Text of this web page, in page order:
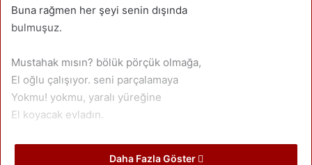
Buna rağmen her şeyi senin dışında
bulmuşuz.
Mustahak mısın? bölük pörçük olmağa,
El oğlu çalışıyor. seni parçalamaya
Yokmu! yokmu, yaralı yüreğine
El koyacak evladın.
Buldum! buldum, yetişiyor, yetişiyor.
Daha Fazla Göster